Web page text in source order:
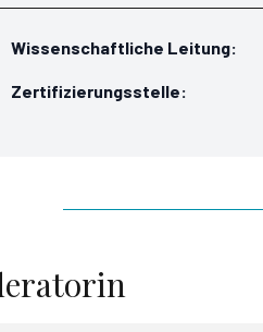
Wissenschaftliche Leitung:
Zertifizierungsstelle: